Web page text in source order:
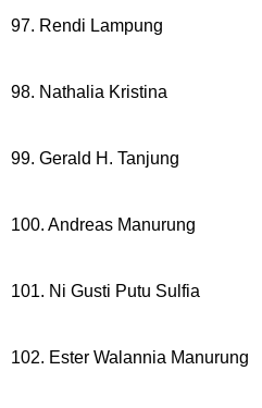
97. Rendi Lampung
98. Nathalia Kristina
99. Gerald H. Tanjung
100. Andreas Manurung
101. Ni Gusti Putu Sulfia
102. Ester Walannia Manurung